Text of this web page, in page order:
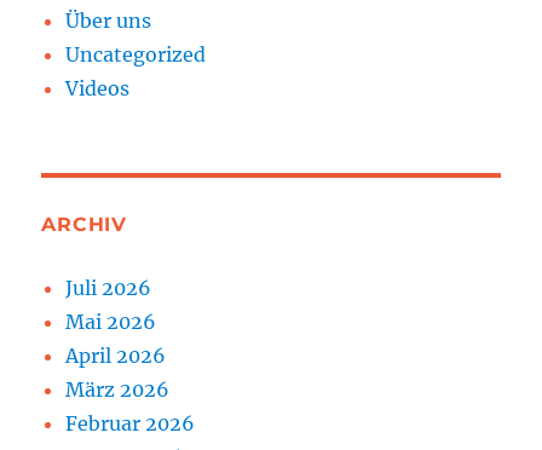
Über uns
Uncategorized
Videos
ARCHIV
Juli 2026
Mai 2026
April 2026
März 2026
Februar 2026